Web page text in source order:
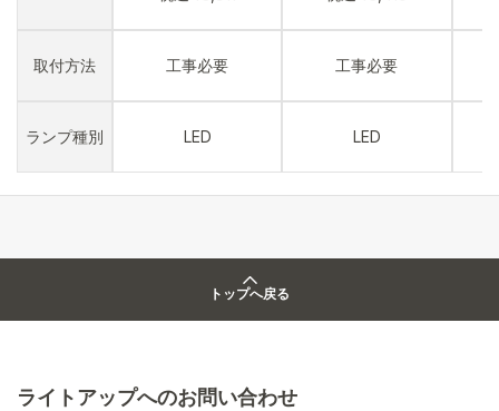
取付方法
ランプ種別
工事必要
LED
工事必要
LED
トップへ戻る
ライトアップへのお問い合わせ